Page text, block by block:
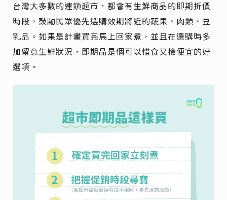
台灣大多數的連鎖超市，都會有生鮮商品的即期折價
時段，鼓勵民眾優先選購效期將近的蔬果、肉類、豆
乳品。如果是計畫買完馬上回家煮，並且在選購時多
加留意生鮮狀況，即期品是個可以惜食又撿便宜的好
選項。